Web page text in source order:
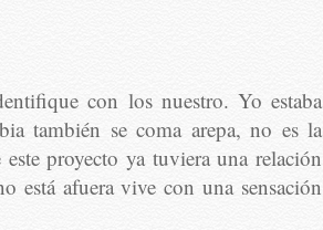
con los nuestro. Yo estaba
también se coma arepa, no es la
proyecto ya tuviera una relación
está afuera vive con una sensación